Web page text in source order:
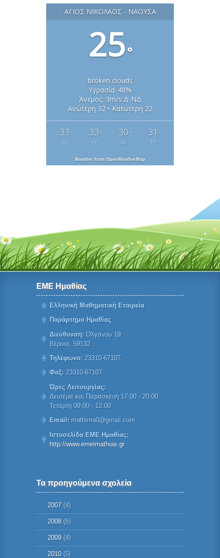
ΆΓΙΟΣ ΝΙΚΌΛΑΟΣ - ΝΆΟΥΣΑ
25°
broken clouds
Υγρασία: 48%
Άνεμος: 3m/s Δ-ΝΔ
Ανώτερη 32 • Κατώτερη 22
33 °
ΣΑ
33 °
ΚΥ
30 °
ΔΕ
31 °
ΤΡ
Weather from OpenWeatherMap
ΕΜΕ Ημαθίας
Ελληνική Μαθηματική Εταιρεία
Παράρτημα Ημαθίας
Διεύθυνση:Ολγάνου 19
Βέροια, 59132
Τηλέφωνο:23310-67107
Φαξ:23310-67107
Ώρες Λειτουργίας:
Δευτέρα και Παρασκευή 17:00 - 20:00
Τετάρτη 09:00 - 12:00
Email:mathima0@gmail.com
Ιστοσελίδα ΕΜΕ Ημαθίας:
http://www.emeimathias.gr
Τα προηγούμενα σχολεία
2007(4)
2008(5)
2009(4)
2010(5)